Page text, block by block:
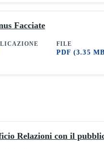
Facciate
FILE
PDF(3.35
Relazioni con il